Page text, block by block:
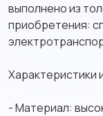
выполнено из
приобретения:
Характеристики
- Материал: